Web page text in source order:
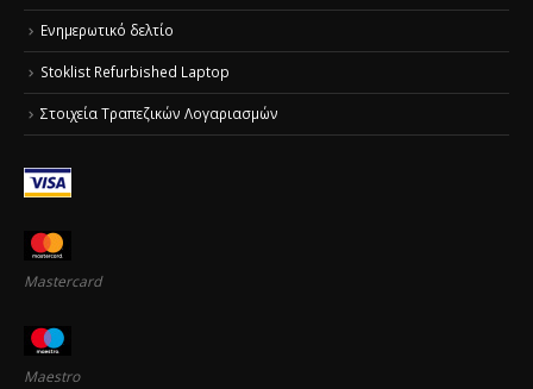
Ενημερωτικό δελτίο
Stoklist Refurbished Laptop
Στοιχεία Τραπεζικών Λογαριασμών
Mastercard
Maestro